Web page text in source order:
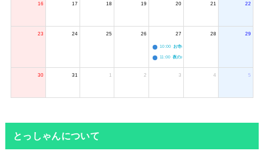
16 17 18 19 20 21 22
23 24 25 26 27
10:00 お寺のジャグリング教室
11:00 夜のボードゲーム会
28 29
30 31 1 2 3 4 5
とっしゃんについて